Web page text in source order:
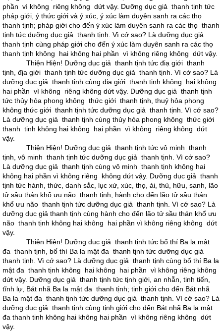
phần vì không riêng không dứt vậy. Dưỡng dục giả thanh tịnh tức
pháp giới, ý thức giới và ý xúc, ý xúc làm duyên sanh ra các thọ
thanh tịnh; pháp giới cho đến ý xúc làm duyên sanh ra các thọ thanh
tịnh tức dưỡng dục giả thanh tịnh. Vì cớ sao? Là dưỡng dục giả
thanh tịnh cùng pháp giới cho đến ý xúc làm duyên sanh ra các thọ
thanh tịnh không hai không hai phần vì không riêng không dứt vậy.
Thiện Hiện! Dưỡng dục giả thanh tịnh tức điạ giới thanh
tịnh, địa giới thanh tịnh tức dưỡng dục giả thanh tịnh. Vì cớ sao? Là
dưỡng dục giả thanh tịnh cùng địa giới thanh tịnh không hai không
hai phần vì không riêng không dứt vậy. Dưỡng dục giả thanh tịnh
tức thủy hỏa phong không thức giới thanh tịnh, thuỷ hỏa phong
không thức giới thanh tịnh tức dưỡng dục giả thanh tịnh. Vì cớ sao?
Là dưỡng dục giả thanh tịnh cùng thủy hỏa phong không thức giới
thanh tinh không hai không hai phần vì không riêng không dứt
vậy.
Thiện Hiện! Dưỡng dục giả thanh tịnh tức vô minh thanh
tịnh, vô minh thanh tịnh tức dưỡng dục giả thanh tịnh. Vì cớ sao?
Là dưỡng dục giả thanh tịnh cùng vô minh thanh tịnh không hai
không hai phần vì không riêng không dứt vậy. Dưỡng dục giả thanh
tịnh tức hành, thức, danh sắc, lục xứ, xúc, thọ, ái, thủ, hữu, sanh, lão
tử sầu thán khổ ưu não thanh tịnh; hành cho đến lão tử sầu thán
khổ ưu não thanh tịnh tức dưỡng dục giả thanh tịnh. Vì cớ sao? Là
dưỡng dục giả thanh tịnh cùng hành cho đến lão tử sầu thán khổ ưu
não thanh tịnh không hai không hai phần vì không riêng không dứt
vậy.
Thiện Hiện! Dưỡng dục giả thanh tịnh tức bố thí Ba la mật
đa thanh tịnh, bố thí Ba la mật đa thanh tịnh tức dưỡng dục giả
thanh tịnh. Vì cớ sao? Là dưỡng dục giả thanh tịnh cùng bố thí Ba la
mật đa thanh tịnh không hai không hai phần vì không riêng không
dứt vậy. Dưỡng dục giả thanh tịnh tức tịnh giới, an nhẫn, tinh tiến,
tĩnh lự, Bát nhã Ba la mật đa thanh tịnh; tịnh giới cho đến Bát nhã
Ba la mật đa thanh tịnh tức dưỡng dục giả thanh tịnh. Vì cớ sao? Là
dưỡng dục giả thanh tịnh cùng tịnh giới cho đến Bát nhã Ba la mật
đa thanh tinh không hai không hai phần vì không riêng không dứt
vậy.